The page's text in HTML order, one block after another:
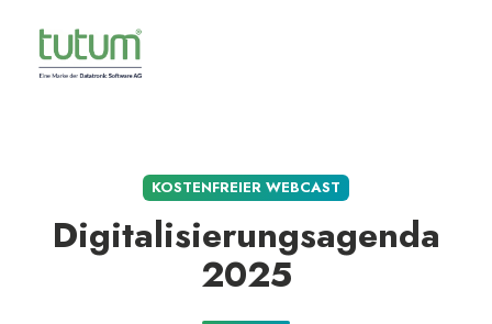
KOSTENFREIER WEBCAST
Digitalisierungsagenda
2025